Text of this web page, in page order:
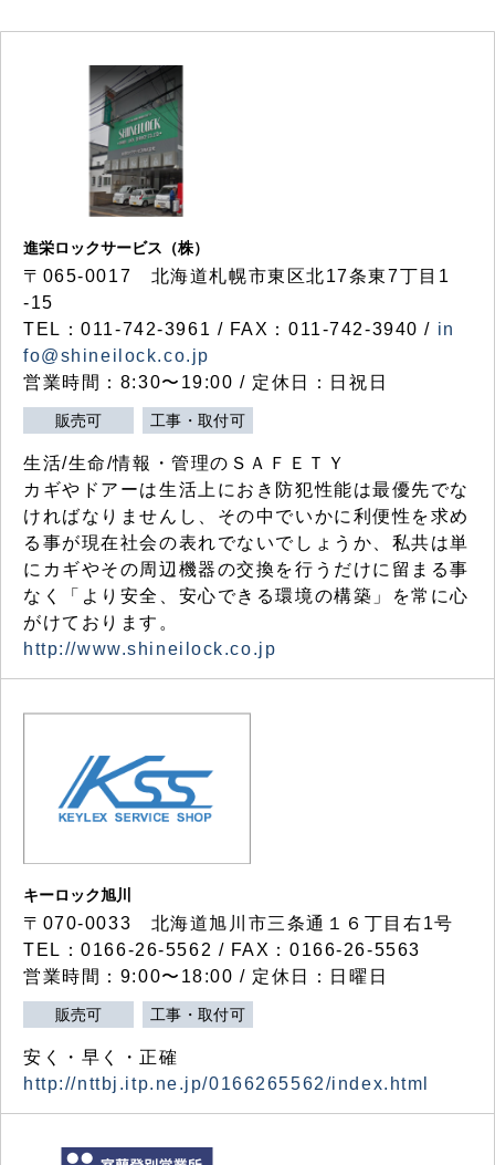
進栄ロックサービス（株）
〒065-0017 北海道札幌市東区北17条東7丁目1
-15
TEL：011-742-3961 / FAX：011-742-3940 / in
fo@shineilock.co.jp
営業時間：8:30〜19:00 / 定休日：日祝日
販売可 工事・取付可
生活/生命/情報・管理のＳＡＦＥＴＹ
カギやドアーは生活上におき防犯性能は最優先でな
ければなりませんし、その中でいかに利便性を求め
る事が現在社会の表れでないでしょうか、私共は単
にカギやその周辺機器の交換を行うだけに留まる事
なく「より安全、安心できる環境の構築」を常に心
がけております。
http://www.shineilock.co.jp
キーロック旭川
〒070-0033 北海道旭川市三条通１６丁目右1号
TEL：0166-26-5562 / FAX：0166-26-5563
営業時間：9:00〜18:00 / 定休日：日曜日
販売可 工事・取付可
安く・早く・正確
http://nttbj.itp.ne.jp/0166265562/index.html